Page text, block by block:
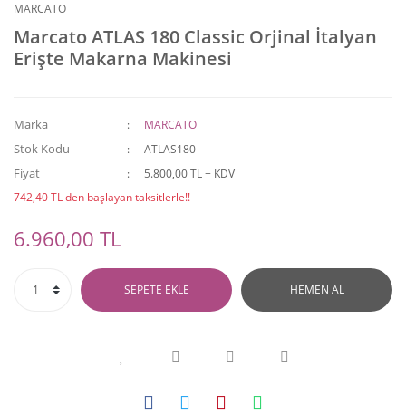
MARCATO
Marcato ATLAS 180 Classic Orjinal İtalyan
Erişte Makarna Makinesi
Marka MARCATO
Stok Kodu ATLAS180
Fiyat
5.800,00 TL + KDV
742,40 TL den başlayan taksitlerle!!
6.960,00 TL
SEPETE EKLE HEMEN AL